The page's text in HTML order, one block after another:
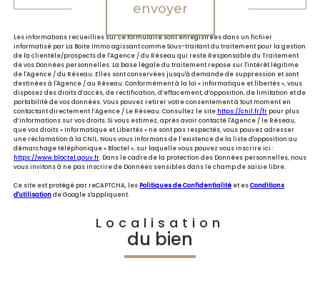
envoyer
Les informations recueillies sur ce formulaire sont enregistrées dans un fichier
informatisé par La Boite Immo agissant comme Sous-traitant du traitement pour la gestion
de la clientèle/prospects de l'Agence / du Réseau qui reste Responsable du Traitement
de vos Données personnelles. La base légale du traitement repose sur l'intérêt légitime
de l'Agence / du Réseau. Elles sont conservées jusqu'à demande de suppression et sont
destinées à l'Agence / au Réseau. Conformément à la loi « informatique et libertés », vous
disposez des droits d’accès, de rectification, d’effacement, d’opposition, de limitation et de
portabilité de vos données. Vous pouvez retirer votre consentement à tout moment en
contactant directement l’Agence / Le Réseau. Consultez le site https://cnil.fr/fr pour plus
d’informations sur vos droits. Si vous estimez, après avoir contacté l'Agence / le Réseau,
que vos droits « Informatique et Libertés » ne sont pas respectés, vous pouvez adresser
une réclamation à la CNIL. Nous vous informons de l’existence de la liste d'opposition au
démarchage téléphonique « Bloctel », sur laquelle vous pouvez vous inscrire ici :
https://www.bloctel.gouv.fr. Dans le cadre de la protection des Données personnelles, nous
vous invitons à ne pas inscrire de Données sensibles dans le champ de saisie libre.
Ce site est protégé par reCAPTCHA, les Politiques de Confidentialité et esConditions
d'utilisationde Google s'appliquent.
Localisation
du bien